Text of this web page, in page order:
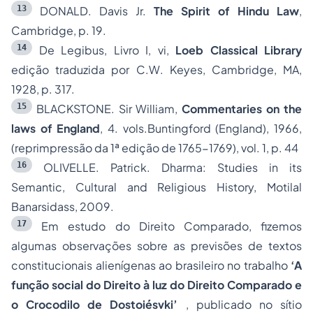
13 DONALD. Davis Jr. The Spirit of Hindu Law,
Cambridge, p. 19.
14 De Legibus, Livro I, vi, Loeb Classical Library
edição traduzida por C.W. Keyes, Cambridge, MA,
1928, p. 317.
15 BLACKSTONE. Sir William,Commentaries on the
laws of England, 4. vols.Buntingford (England), 1966,
(reprimpressão da 1ª edição de 1765-1769), vol. 1, p. 44
16
OLIVELLE. Patrick. Dharma: Studies in its
Semantic, Cultural and Religious History, Motilal
Banarsidass, 2009.
17
Em estudo do Direito Comparado, fizemos
algumas observações sobre as previsões de textos
constitucionais alienígenas ao brasileiro no trabalho‘A
função social do Direito à luz do Direito Comparado e
o Crocodilo de Dostoiésvki’
, publicado no sítio